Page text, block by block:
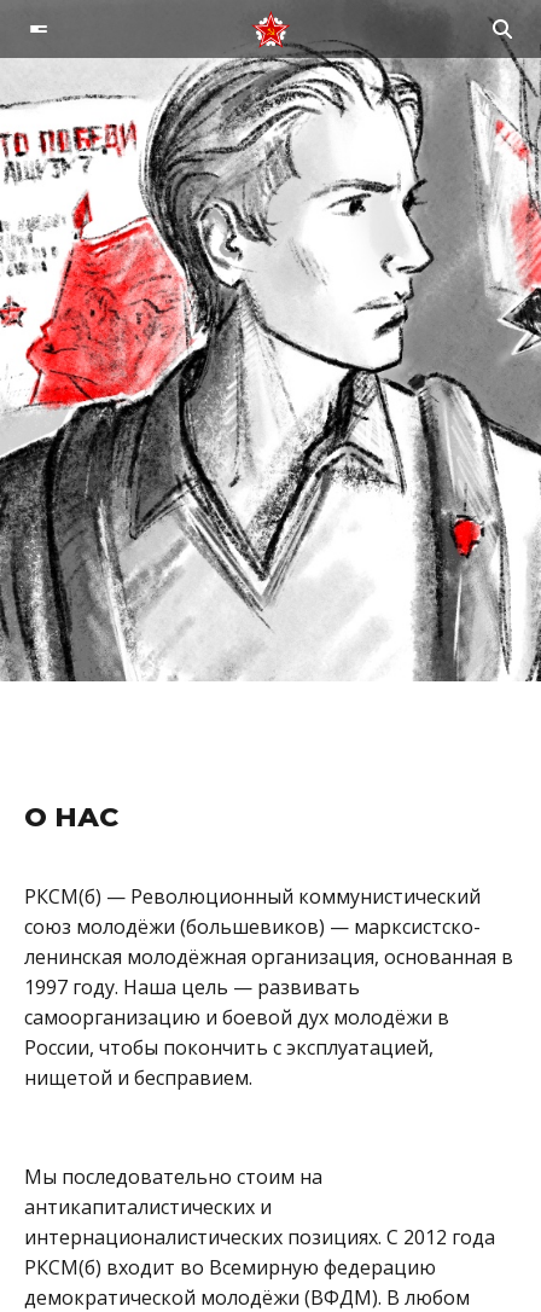
О НАС
РКСМ(б) — Революционный коммунистический
союз молодёжи (большевиков) — марксистско-
ленинская молодёжная организация, основанная в
1997 году. Наша цель — развивать
самоорганизацию и боевой дух молодёжи в
России, чтобы покончить с эксплуатацией,
нищетой и бесправием.
Мы последовательно стоим на
антикапиталистических и
интернационалистических позициях. С 2012 года
РКСМ(б) входит во Всемирную федерацию
демократической молодёжи (ВФДМ). В любом